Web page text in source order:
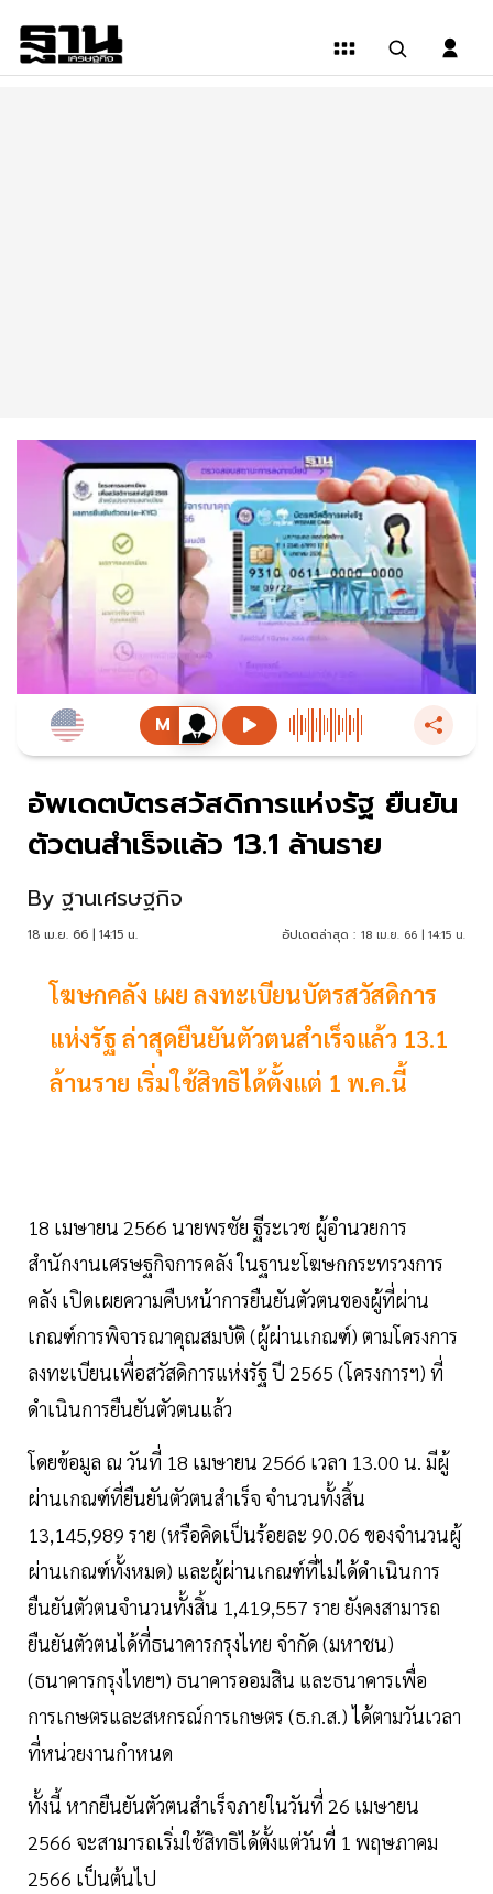
อัพเดตบัตรสวัสดิการแห่งรัฐ ยืนยัน
ตัวตนสำเร็จแล้ว 13.1 ล้านราย
By ฐานเศรษฐกิจ
18 เม.ย. 66 | 14:15 น. อัปเดตล่าสุด : 18 เม.ย. 66 | 14:15 น.
โฆษกคลัง เผย ลงทะเบียนบัตรสวัสดิการ
แห่งรัฐ ล่าสุดยืนยันตัวตนสำเร็จแล้ว 13.1
ล้านราย เริ่มใช้สิทธิได้ตั้งแต่ 1 พ.ค.นี้
18 เมษายน 2566 นายพรชัย ฐีระเวช ผู้อำนวยการ
สำนักงานเศรษฐกิจการคลัง ในฐานะโฆษกกระทรวงการ
คลัง เปิดเผยความคืบหน้าการยืนยันตัวตนของผู้ที่ผ่าน
เกณฑ์การพิจารณาคุณสมบัติ (ผู้ผ่านเกณฑ์) ตามโครงการ
ลงทะเบียนเพื่อสวัสดิการแห่งรัฐ ปี 2565 (โครงการฯ) ที่
ดำเนินการยืนยันตัวตนแล้ว
โดยข้อมูล ณ วันที่ 18 เมษายน 2566 เวลา 13.00 น. มีผู้
ผ่านเกณฑ์ที่ยืนยันตัวตนสำเร็จ จำนวนทั้งสิ้น
13,145,989 ราย (หรือคิดเป็นร้อยละ 90.06 ของจำนวนผู้
ผ่านเกณฑ์ทั้งหมด) และผู้ผ่านเกณฑ์ที่ไม่ได้ดำเนินการ
ยืนยันตัวตนจำนวนทั้งสิ้น 1,419,557 ราย ยังคงสามารถ
ยืนยันตัวตนได้ที่ธนาคารกรุงไทย จำกัด (มหาชน)
(ธนาคารกรุงไทยฯ) ธนาคารออมสิน และธนาคารเพื่อ
การเกษตรและสหกรณ์การเกษตร (ธ.ก.ส.) ได้ตามวันเวลา
ที่หน่วยงานกำหนด
ทั้งนี้ หากยืนยันตัวตนสำเร็จภายในวันที่ 26 เมษายน
2566 จะสามารถเริ่มใช้สิทธิได้ตั้งแต่วันที่ 1 พฤษภาคม
2566 เป็นต้นไป